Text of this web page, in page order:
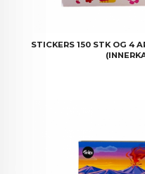
STICKERS 150 STK OG 4